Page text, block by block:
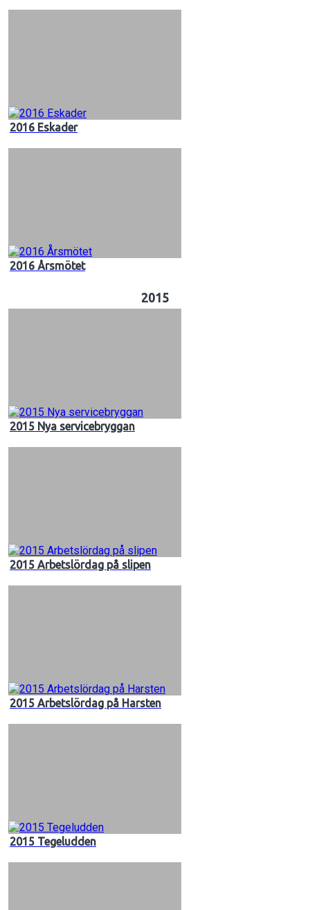
2016 Eskader
2016 Årsmötet
2015
2015 Nya servicebryggan
2015 Arbetslördag på slipen
2015 Arbetslördag på Harsten
2015 Tegeludden